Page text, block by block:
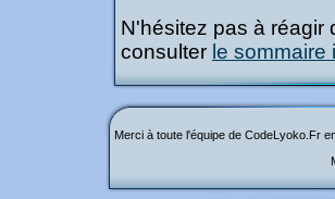
N'hésitez pas à réagir
consulter le sommaire
Merci à toute l'équipe de CodeLyoko.Fr